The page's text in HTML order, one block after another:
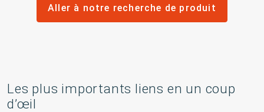
Aller à notre recherche de produit
Les plus importants liens en un coup
d’œil